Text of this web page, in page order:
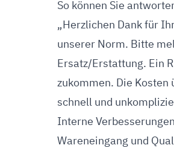
So können Sie
„Herzlichen Dank für
unserer Norm. Bitte
Ersatz/Erstattung. Ein
zukommen. Die
schnell und
Interne
Wareneingang und